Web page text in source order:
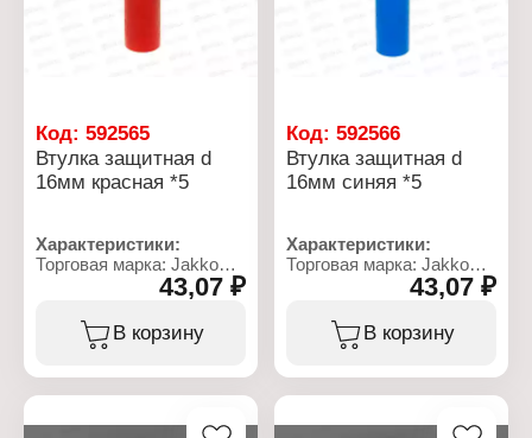
Код: 592565
Втулка защитная d
16мм красная *5
Характеристики:
Торговая марка: Jakko
Артикул: 502001000R
Тип товара: Втулка
Назначение: защитная
Применение: на
Материал: пластик
43,07 ₽
В корзину
Код:592566
Втулка защитная d
16мм синяя *5
Характеристики:
Торговая марка: Jakko
Артикул: 502001100R
Тип товара: Втулка
Назначение: защитная
Применение: на
Материал: пластик
43,07 ₽
В корзину